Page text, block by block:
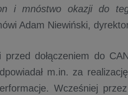
i mnóstwo okazji do
Adam Niewiński,
przed dołączeniem do
m.in. za
Wcześniej